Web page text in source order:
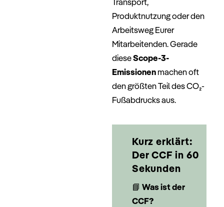
Produktnutzung oder den
Arbeitsweg Eurer
Mitarbeitenden. Gerade
dieseScope-3-
Emissionenmachen oft
den größten Teil des CO₂-
Fußabdrucks aus.
Kurz erklärt:
Der CCF in 60
Sekunden
📘 Was ist der
CCF?